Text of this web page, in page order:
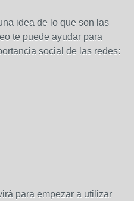
idea de lo que son las
te puede ayudar para
social de las redes:
para empezar a utilizar